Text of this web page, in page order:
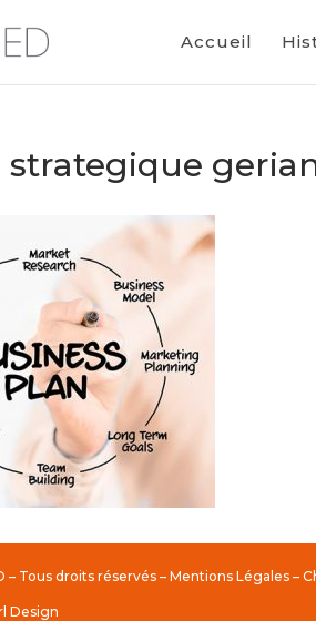
Accueil
strategique
– Tous droits réservés –Mentions Légales –
Design